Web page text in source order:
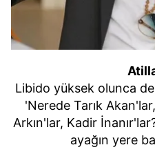
Libido yüksek olunca
'Nerede Tarık
Arkın'lar, Kadir
ayağın yere